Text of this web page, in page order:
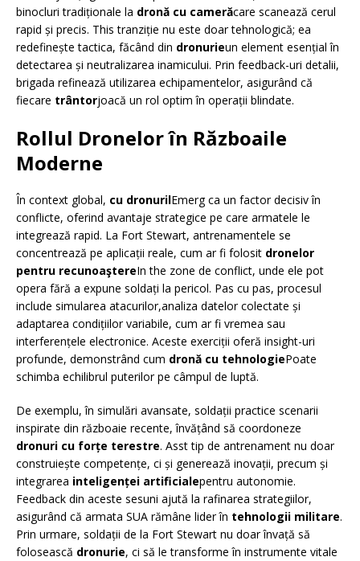
binocluri tradiționale la dronă cu camerăcare scanează cerul
rapid și precis. This tranziție nu este doar tehnologică; ea
redefinește tactica, făcând din dronurieun element esențial în
detectarea și neutralizarea inamicului. Prin feedback-uri detalii,
brigada refinează utilizarea echipamentelor, asigurând că
fiecare trântorjoacă un rol optim în operații blindate.
Rollul Dronelor în Războaile
Moderne
În context global, cu dronurilEmerg ca un factor decisiv în
conflicte, oferind avantaje strategice pe care armatele le
integrează rapid. La Fort Stewart, antrenamentele se
concentrează pe aplicații reale, cum ar fi folosit dronelor
pentru recunoaştereIn the zone de conflict, unde ele pot
opera fără a expune soldați la pericol. Pas cu pas, procesul
include simularea atacurilor,analiza datelor colectate și
adaptarea condițiilor variabile, cum ar fi vremea sau
interferențele electronice. Aceste exerciții oferă insight-uri
profunde, demonstrând cum dronă cu tehnologiePoate
schimba echilibrul puterilor pe câmpul de luptă.
De exemplu, în simulări avansate, soldații practice scenarii
inspirate din războaie recente, învățând să coordoneze
dronuri cu forțe terestre. Asst tip de antrenament nu doar
construiește competențe, ci și generează inovații, precum și
integrarea inteligenței artificialepentru autonomie.
Feedback din aceste sesuni ajută la rafinarea strategiilor,
asigurând că armata SUA rămâne lider în tehnologii militare.
Prin urmare, soldații de la Fort Stewart nu doar învață să
folosească dronurie, ci să le transforme în instrumente vitale